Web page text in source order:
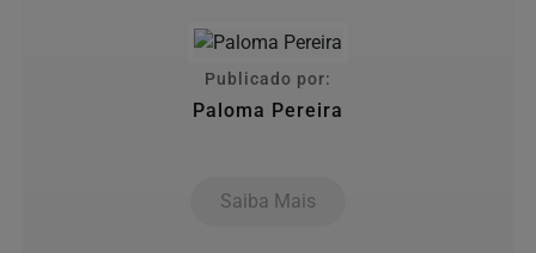
Publicado por:
Paloma Pereira
Saiba Mais